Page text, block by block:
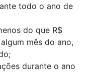
todo o ano de
do que R$
mês do ano,
durante o ano